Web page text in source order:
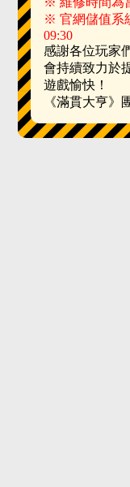
※ 官網儲值系
09:30
感謝各位玩家
會持續致力於
遊戲愉快！
《滿貫大亨》